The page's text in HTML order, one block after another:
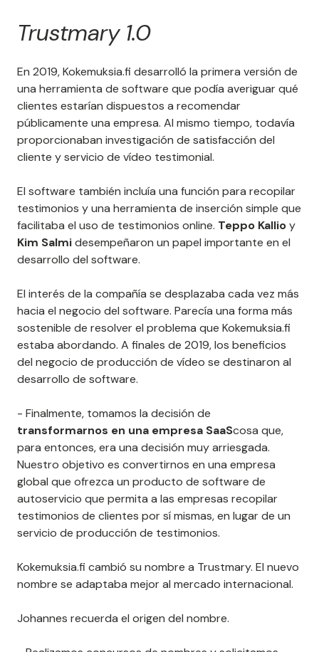
Trustmary 1.0
En 2019, Kokemuksia.fi desarrolló la primera versión de
una herramienta de software que podía averiguar qué
clientes estarían dispuestos a recomendar
públicamente una empresa. Al mismo tiempo, todavía
proporcionaban investigación de satisfacción del
cliente y servicio de vídeo testimonial.
El software también incluía una función para recopilar
testimonios y una herramienta de inserción simple que
facilitaba el uso de testimonios online. Teppo Kallioy
Kim Salmidesempeñaron un papel importante en el
desarrollo del software.
El interés de la compañía se desplazaba cada vez más
hacia el negocio del software. Parecía una forma más
sostenible de resolver el problema que Kokemuksia.fi
estaba abordando. A finales de 2019, los beneficios
del negocio de producción de vídeo se destinaron al
desarrollo de software.
- Finalmente, tomamos la decisión de
transformarnos en una empresa SaaScosa que,
para entonces, era una decisión muy arriesgada.
Nuestro objetivo es convertirnos en una empresa
global que ofrezca un producto de software de
autoservicio que permita a las empresas recopilar
testimonios de clientes por sí mismas, en lugar de un
servicio de producción de testimonios.
Kokemuksia.fi cambió su nombre a Trustmary. El nuevo
nombre se adaptaba mejor al mercado internacional.
Johannes recuerda el origen del nombre.